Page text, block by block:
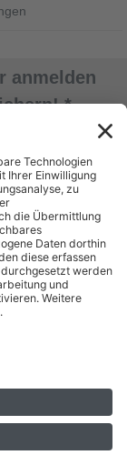
anmelden
*
Jetzt Anmelden
Nur mit